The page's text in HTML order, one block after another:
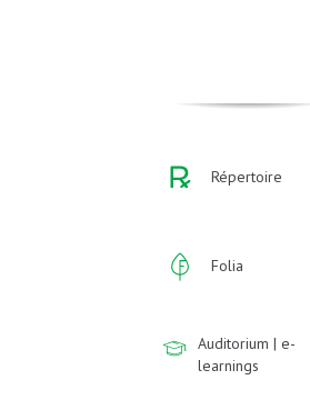
Répertoire
Folia
Auditorium | e-
learnings